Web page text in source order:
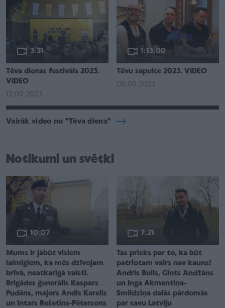
3:31
Tēva dienas festivāls 2023.
VIDEO
12.09.2023
1:13:00
Tēvu sapulce 2023. VIDEO
08.09.2023
Vairāk video no "Tēva diena"
Notikumi un svētki
10:07
Mums ir jābūt visiem
laimīgiem, ka mēs dzīvojam
brīvā, neatkarīgā valstī.
Brigādes ģenerālis Kaspars
Pudāns, majors Andis Karelis
un Intars Rešetins-Pētersons
7:21
Tas prieks par to, ka būt
patriotam vairs nav kauns!
Andris Bulis, Gints Andžāns
un Inga Akmentiņa-
Smildziņa dalās pārdomās
par savu Latviju